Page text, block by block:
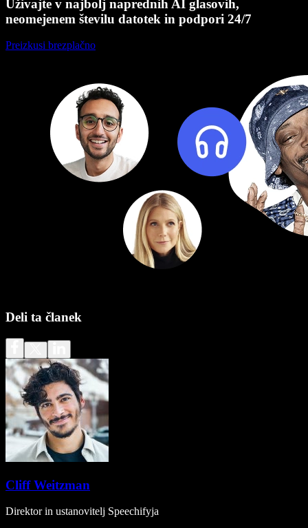
Uživajte v najbolj naprednih AI glasovih,
neomejenem številu datotek in podpori 24/7
Preizkusi brezplačno
Deli ta članek
Cliff Weitzman
Direktor in ustanovitelj Speechifyja